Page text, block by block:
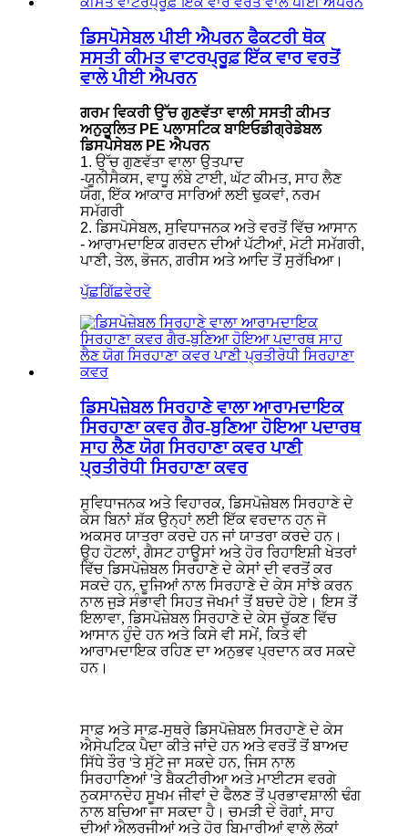
ਡਿਸਪੋਸੇਬਲ ਪੀਈ ਐਪਰਨ ਫੈਕਟਰੀ ਥੋਕ
ਸਸਤੀ ਕੀਮਤ ਵਾਟਰਪ੍ਰੂਫ਼ ਇੱਕ ਵਾਰ ਵਰਤੋਂ
ਵਾਲੇ ਪੀਈ ਐਪਰਨ
ਗਰਮ ਵਿਕਰੀ ਉੱਚ ਗੁਣਵੱਤਾ ਵਾਲੀ ਸਸਤੀ ਕੀਮਤ
ਅਨੁਕੂਲਿਤ PE ਪਲਾਸਟਿਕ ਬਾਇਓਡੀਗ੍ਰੇਡੇਬਲ
ਡਿਸਪੋਸੇਬਲ PE ਐਪਰਨ
1. ਉੱਚ ਗੁਣਵੱਤਾ ਵਾਲਾ ਉਤਪਾਦ
-ਯੂਨੀਸੈਕਸ, ਵਾਧੂ ਲੰਬੇ ਟਾਈ, ਘੱਟ ਕੀਮਤ, ਸਾਹ ਲੈਣ
ਯੋਗ, ਇੱਕ ਆਕਾਰ ਸਾਰਿਆਂ ਲਈ ਢੁਕਵਾਂ, ਨਰਮ
ਸਮੱਗਰੀ
2. ਡਿਸਪੋਸੇਬਲ, ਸੁਵਿਧਾਜਨਕ ਅਤੇ ਵਰਤੋਂ ਵਿੱਚ ਆਸਾਨ
- ਆਰਾਮਦਾਇਕ ਗਰਦਨ ਦੀਆਂ ਪੱਟੀਆਂ, ਮੋਟੀ ਸਮੱਗਰੀ,
ਪਾਣੀ, ਤੇਲ, ਭੋਜਨ, ਗਰੀਸ ਅਤੇ ਆਦਿ ਤੋਂ ਸੁਰੱਖਿਆ।
ਪੁੱਛਗਿੱਛਵੇਰਵੇ
ਡਿਸਪੋਜ਼ੇਬਲ ਸਿਰਹਾਣੇ ਵਾਲਾ ਆਰਾਮਦਾਇਕ
ਸਿਰਹਾਣਾ ਕਵਰ ਗੈਰ-ਬੁਣਿਆ ਹੋਇਆ ਪਦਾਰਥ
ਸਾਹ ਲੈਣ ਯੋਗ ਸਿਰਹਾਣਾ ਕਵਰ ਪਾਣੀ
ਪ੍ਰਤੀਰੋਧੀ ਸਿਰਹਾਣਾ ਕਵਰ
ਸੁਵਿਧਾਜਨਕ ਅਤੇ ਵਿਹਾਰਕ, ਡਿਸਪੋਜ਼ੇਬਲ ਸਿਰਹਾਣੇ ਦੇ
ਕੇਸ ਬਿਨਾਂ ਸ਼ੱਕ ਉਨ੍ਹਾਂ ਲਈ ਇੱਕ ਵਰਦਾਨ ਹਨ ਜੋ
ਅਕਸਰ ਯਾਤਰਾ ਕਰਦੇ ਹਨ ਜਾਂ ਯਾਤਰਾ ਕਰਦੇ ਹਨ।
ਉਹ ਹੋਟਲਾਂ, ਗੈਸਟ ਹਾਊਸਾਂ ਅਤੇ ਹੋਰ ਰਿਹਾਇਸ਼ੀ ਖੇਤਰਾਂ
ਵਿੱਚ ਡਿਸਪੋਜ਼ੇਬਲ ਸਿਰਹਾਣੇ ਦੇ ਕੇਸਾਂ ਦੀ ਵਰਤੋਂ ਕਰ
ਸਕਦੇ ਹਨ, ਦੂਜਿਆਂ ਨਾਲ ਸਿਰਹਾਣੇ ਦੇ ਕੇਸ ਸਾਂਝੇ ਕਰਨ
ਨਾਲ ਜੁੜੇ ਸੰਭਾਵੀ ਸਿਹਤ ਜੋਖਮਾਂ ਤੋਂ ਬਚਦੇ ਹੋਏ। ਇਸ ਤੋਂ
ਇਲਾਵਾ, ਡਿਸਪੋਜ਼ੇਬਲ ਸਿਰਹਾਣੇ ਦੇ ਕੇਸ ਚੁੱਕਣ ਵਿੱਚ
ਆਸਾਨ ਹੁੰਦੇ ਹਨ ਅਤੇ ਕਿਸੇ ਵੀ ਸਮੇਂ, ਕਿਤੇ ਵੀ
ਆਰਾਮਦਾਇਕ ਰਹਿਣ ਦਾ ਅਨੁਭਵ ਪ੍ਰਦਾਨ ਕਰ ਸਕਦੇ
ਹਨ।
ਸਾਫ਼ ਅਤੇ ਸਾਫ਼-ਸੁਥਰੇ ਡਿਸਪੋਜ਼ੇਬਲ ਸਿਰਹਾਣੇ ਦੇ ਕੇਸ
ਐਸੇਪਟਿਕ ਪੈਦਾ ਕੀਤੇ ਜਾਂਦੇ ਹਨ ਅਤੇ ਵਰਤੋਂ ਤੋਂ ਬਾਅਦ
ਸਿੱਧੇ ਤੌਰ 'ਤੇ ਸੁੱਟੇ ਜਾ ਸਕਦੇ ਹਨ, ਜਿਸ ਨਾਲ
ਸਿਰਹਾਣਿਆਂ 'ਤੇ ਬੈਕਟੀਰੀਆ ਅਤੇ ਮਾਈਟਸ ਵਰਗੇ
ਨੁਕਸਾਨਦੇਹ ਸੂਖਮ ਜੀਵਾਂ ਦੇ ਫੈਲਣ ਤੋਂ ਪ੍ਰਭਾਵਸ਼ਾਲੀ ਢੰਗ
ਨਾਲ ਬਚਿਆ ਜਾ ਸਕਦਾ ਹੈ। ਚਮੜੀ ਦੇ ਰੋਗਾਂ, ਸਾਹ
ਦੀਆਂ ਐਲਰਜੀਆਂ ਅਤੇ ਹੋਰ ਬਿਮਾਰੀਆਂ ਵਾਲੇ ਲੋਕਾਂ